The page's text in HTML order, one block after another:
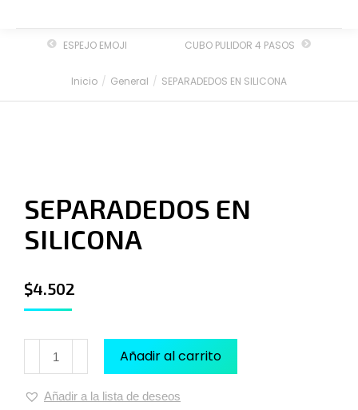
Estás aquí:Inicio General SEPARADEDOS EN SILICONA
ESPEJO EMOJI CUBO PULIDOR 4 PASOS
SEPARADEDOS EN
SILICONA
$4.502
Añadir al carrito
Añadir a la lista de deseos